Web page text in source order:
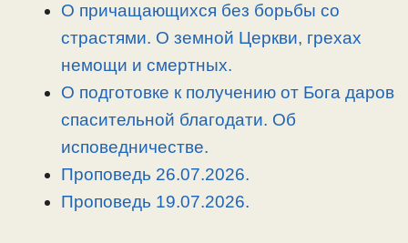
О причащающихся без борьбы со
страстями. О земной Церкви, грехах
немощи и смертных.
О подготовке к получению от Бога даров
спасительной благодати. Об
исповедничестве.
Проповедь 26.07.2026.
Проповедь 19.07.2026.